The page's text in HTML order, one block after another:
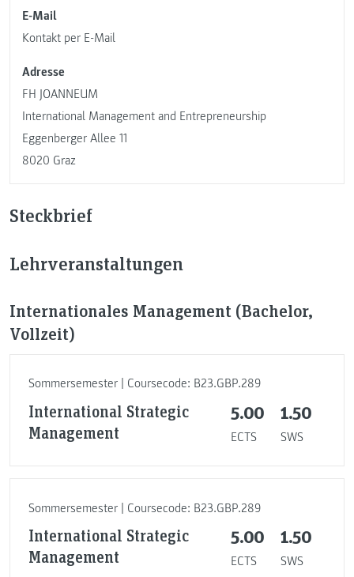
E-Mail
Kontakt per E-Mail
Adresse
FH JOANNEUM
International Management and Entrepreneurship
Eggenberger Allee 11
8020 Graz
Steckbrief
Lehrveranstaltungen
Internationales Management (Bachelor,
Vollzeit)
Sommersemester | Coursecode: B23.GBP.289
International Strategic
Management
5.00
ECTS
1.50
SWS
Sommersemester | Coursecode: B23.GBP.289
International Strategic
Management
5.00
ECTS
1.50
SWS